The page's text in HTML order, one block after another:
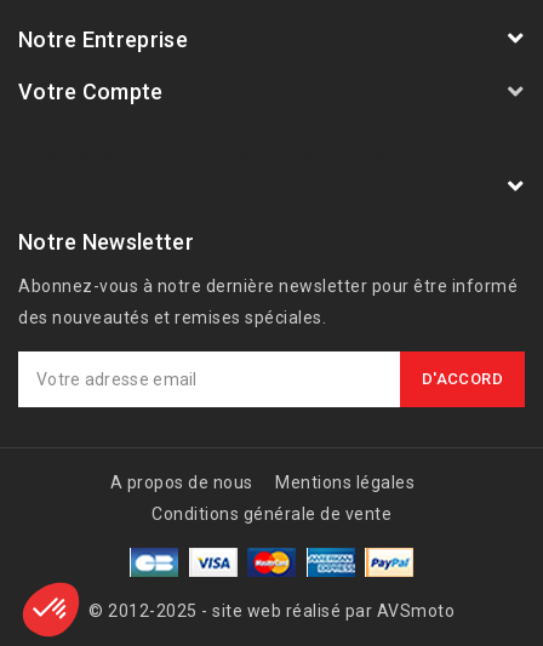
Notre Entreprise
Votre Compte
Notre Newsletter
Abonnez-vous à notre dernière newsletter pour être informé
des nouveautés et remises spéciales.
A propos de nous
Mentions légales
Conditions générale de vente
© 2012-2025 - site web réalisé par AVSmoto